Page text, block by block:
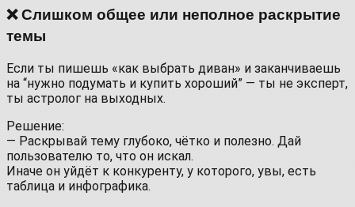
❌ Слишком общее или неполное раскрытие
темы
Если ты пишешь «как выбрать диван» и заканчиваешь
на “нужно подумать и купить хороший” — ты не эксперт,
ты астролог на выходных.
Решение:
— Раскрывай тему глубоко, чётко и полезно. Дай
пользователю то, что он искал.
Иначе он уйдёт к конкуренту, у которого, увы, есть
таблица и инфографика.